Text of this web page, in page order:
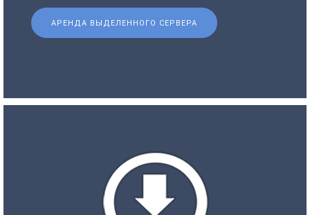
АРЕНДА ВЫДЕЛЕННОГО СЕРВЕРА